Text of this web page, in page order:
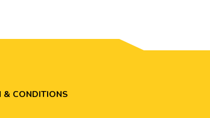
& CONDITIONS